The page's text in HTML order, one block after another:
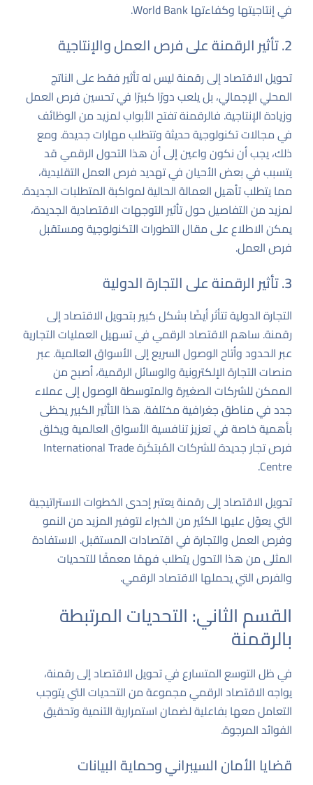
في إنتاجيتها وكفاءتهاWorld Bank
.
2. تأثير الرقمنة على فرص العمل والإنتاجية
تحويل الاقتصاد إلى رقمنة ليس له تأثير فقط على الناتج
المحلي الإجمالي، بل يلعب دورًا كبيرًا في تحسين فرص العمل
وزيادة الإنتاجية. فالرقمنة تفتح الأبواب لمزيد من الوظائف
في مجالات تكنولوجية حديثة وتتطلب مهارات جديدة. ومع
ذلك، يجب أن نكون واعين إلى أن هذا التحول الرقمي قد
يتسبب في بعض الأحيان في تهديد فرص العمل التقليدية،
مما يتطلب تأهيل العمالة الحالية لمواكبة المتطلبات الجديدة.
لمزيد من التفاصيل حول تأثير التوجهات الاقتصادية الجديدة،
يمكن الاطلاع على مقالالتطورات التكنولوجية ومستقبل
فرص العمل.
3. تأثير الرقمنة على التجارة الدولية
التجارة الدولية تتأثر أيضًا بشكل كبير بتحويل الاقتصاد إلى
رقمنة. ساهم الاقتصاد الرقمي في تسهيل العمليات التجارية
عبر الحدود وأتاح الوصول السريع إلى الأسواق العالمية. عبر
منصات التجارة الإلكترونية والوسائل الرقمية، أصبح من
الممكن للشركات الصغيرة والمتوسطة الوصول إلى عملاء
جدد في مناطق جغرافية مختلفة. هذا التأثير الكبير يحظى
بأهمية خاصة في تعزيز تنافسية الأسواق العالمية ويخلق
فرص تجار جديدة للشركات المُبتكَرةInternational Trade
Centre
.
تحويل الاقتصاد إلى رقمنة يعتبر إحدى الخطوات الاستراتيجية
التي يعوّل عليها الكثير من الخبراء لتوفير المزيد من النمو
وفرص العمل والتجارة في اقتصادات المستقبل. الاستفادة
المثلى من هذا التحول يتطلب فهمًا معمقًا للتحديات
والفرص التي يحملها الاقتصاد الرقمي.
القسم الثاني: التحديات المرتبطة
بالرقمنة
في ظل التوسع المتسارع في تحويل الاقتصاد إلى رقمنة،
يواجه الاقتصاد الرقمي مجموعة من التحديات التي يتوجب
التعامل معها بفاعلية لضمان استمرارية التنمية وتحقيق
الفوائد المرجوة.
قضايا الأمان السيبراني وحماية البيانات